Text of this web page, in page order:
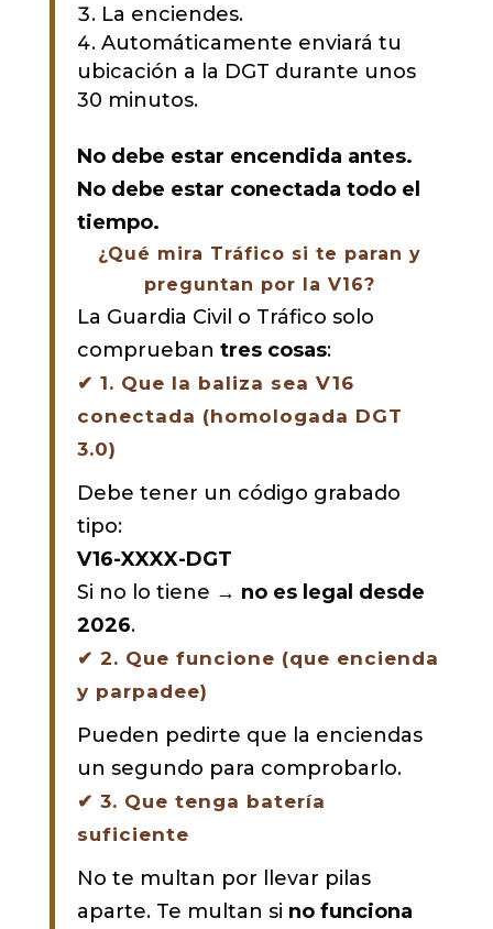
La enciendes.
Automáticamente enviará tu
ubicación a la DGT durante unos
30 minutos.
No debe estar encendida antes.
No debe estar conectada todo el
tiempo.
¿Qué mira Tráfico si te paran y
preguntan por la V16?
La Guardia Civil o Tráfico solo
comprueban tres cosas:
✔ 1. Que la baliza sea V16
conectada (homologada DGT
3.0)
Debe tener un código grabado
tipo:
V16-XXXX-DGT
Si no lo tiene → no es legal desde
2026.
✔ 2. Que funcione (que encienda
y parpadee)
Pueden pedirte que la enciendas
un segundo para comprobarlo.
✔ 3. Que tenga batería
suficiente
No te multan por llevar pilas
aparte. Te multan si no funciona